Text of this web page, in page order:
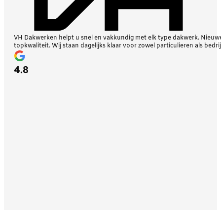
VH Dakwerken helpt u snel en vakkundig met elk type dakwerk.
topkwaliteit. Wij staan dagelijks klaar voor zowel particulieren als
4.8